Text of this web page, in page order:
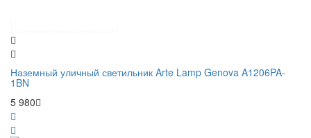
Наземный уличный светильник Arte Lamp Genova A1206PA-
1BN
5 980